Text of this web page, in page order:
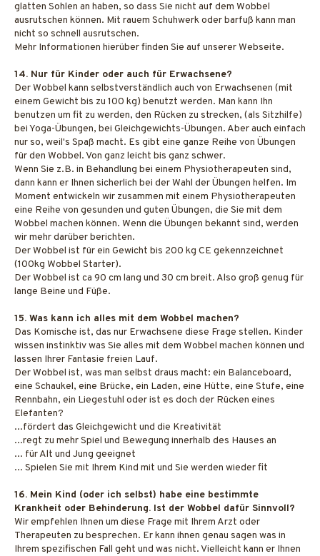
glatten Sohlen an haben, so dass Sie nicht auf dem Wobbel
ausrutschen können. Mit rauem Schuhwerk oder barfuß kann man
nicht so schnell ausrutschen.
Mehr Informationen hierüber finden Sie auf unserer Webseite.
14. Nur für Kinder oder auch für Erwachsene?
Der Wobbel kann selbstverständlich auch von Erwachsenen (mit
einem Gewicht bis zu 100 kg) benutzt werden. Man kann Ihn
benutzen um fit zu werden, den Rücken zu strecken, (als Sitzhilfe)
bei Yoga-Übungen, bei Gleichgewichts-Übungen. Aber auch einfach
nur so, weil's Spaß macht. Es gibt eine ganze Reihe von Übungen
für den Wobbel. Von ganz leicht bis ganz schwer.
Wenn Sie z.B. in Behandlung bei einem Physiotherapeuten sind,
dann kann er Ihnen sicherlich bei der Wahl der Übungen helfen. Im
Moment entwickeln wir zusammen mit einem Physiotherapeuten
eine Reihe von gesunden und guten Übungen, die Sie mit dem
Wobbel machen können. Wenn die Übungen bekannt sind, werden
wir mehr darüber berichten.
Der Wobbel ist für ein Gewicht bis 200 kg CE gekennzeichnet
(100kg Wobbel Starter).
Der Wobbel ist ca 90 cm lang und 30 cm breit. Also groß genug für
lange Beine und Füße.
15. Was kann ich alles mit dem Wobbel machen?
Das Komische ist, das nur Erwachsene diese Frage stellen. Kinder
wissen instinktiv was Sie alles mit dem Wobbel machen können und
lassen Ihrer Fantasie freien Lauf.
Der Wobbel ist, was man selbst draus macht: ein Balanceboard,
eine Schaukel, eine Brücke, ein Laden, eine Hütte, eine Stufe, eine
Rennbahn, ein Liegestuhl oder ist es doch der Rücken eines
Elefanten?
...fördert das Gleichgewicht und die Kreativität
...regt zu mehr Spiel und Bewegung innerhalb des Hauses an
... für Alt und Jung geeignet
... Spielen Sie mit Ihrem Kind mit und Sie werden wieder fit
16. Mein Kind (oder ich selbst) habe eine bestimmte
Krankheit oder Behinderung. Ist der Wobbel dafür Sinnvoll?
Wir empfehlen Ihnen um diese Frage mit Ihrem Arzt oder
Therapeuten zu besprechen. Er kann ihnen genau sagen was in
Ihrem spezifischen Fall geht und was nicht. Vielleicht kann er Ihnen